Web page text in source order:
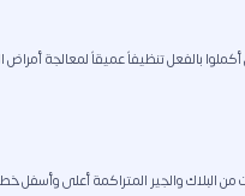
بالفعل تنظيفاً عميقاً لمعالجة
من البلاك والجير المتراكمة أعلى